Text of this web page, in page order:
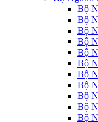
Bộ
Bộ
Bộ
Bộ
Bộ
Bộ
Bộ
Bộ
Bộ
Bộ
Bộ